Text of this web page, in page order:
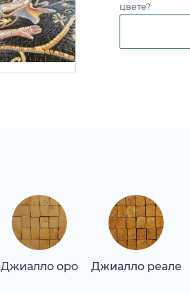
цвете?
Джиалло оро Джиалло реале